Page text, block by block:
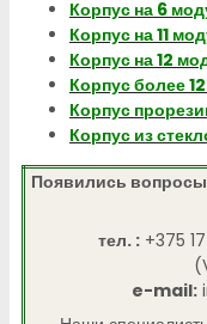
Корпус на 6
Корпус на 11
Корпус на 12
Корпус более
Корпус
Корпус из
Появились
тел. :+375
e-mail: